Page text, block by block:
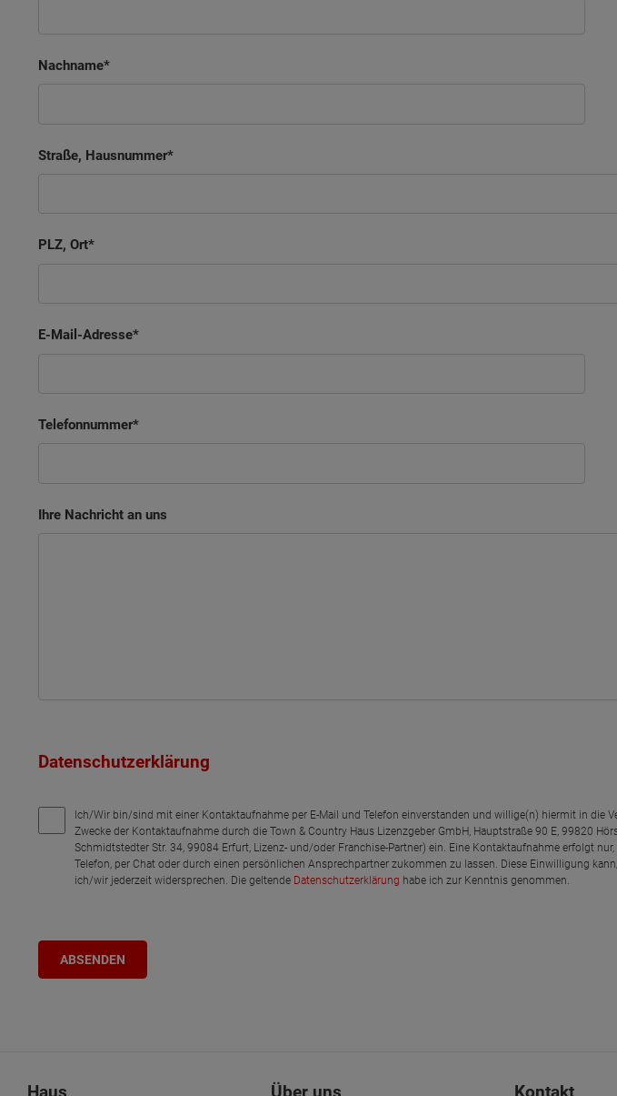
Nachname
Straße, Hausnummer
PLZ, Ort
E-Mail-Adresse
Telefonnummer
Ihre Nachricht an uns
Datenschutzerklärung
Ich/Wir bin/sind mit einer Kontaktaufnahme per E-Mail und Telefon einverstanden und willige(n) hiermit in
Zwecke der Kontaktaufnahme durch die Town & Country Haus Lizenzgeber GmbH, Hauptstraße 90 E, 99820
Schmidtstedter Str. 34, 99084 Erfurt, Lizenz- und/oder Franchise-Partner) ein. Eine Kontaktaufnahme erfolgt
Telefon, per Chat oder durch einen persönlichen Ansprechpartner zukommen zu lassen. Diese Einwilligung
ich/wir jederzeit widersprechen. Die geltende Datenschutzerklärung habe ich zur Kenntnis genommen.